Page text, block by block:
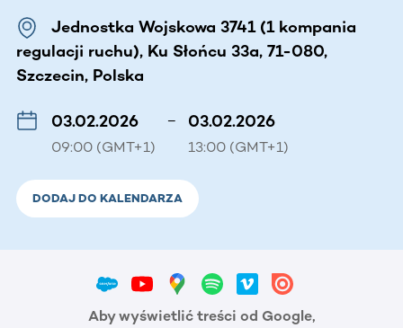
Jednostka Wojskowa 3741 (1 kompania
regulacji ruchu), Ku Słońcu 33a, 71-080,
Szczecin, Polska
03.02.2026
09:00 (GMT+1)
– 03.02.2026
13:00 (GMT+1)
DODAJ DO KALENDARZA
Aby wyświetlić treści od Google,